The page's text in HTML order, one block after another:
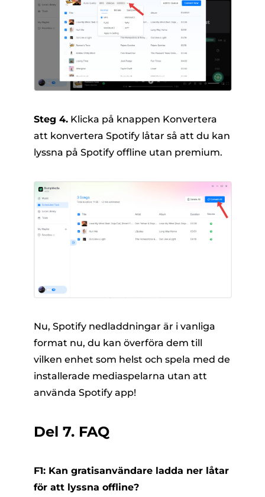
Steg 4.Klicka på knappen Konvertera
att konvertera Spotify låtar så att du kan
lyssna på Spotify offline utan premium.
Nu, Spotify nedladdningar är i vanliga
format nu, du kan överföra dem till
vilken enhet som helst och spela med de
installerade mediaspelarna utan att
använda Spotify app!
Del 7. FAQ
F1: Kan gratisanvändare ladda ner låtar
för att lyssna offline?